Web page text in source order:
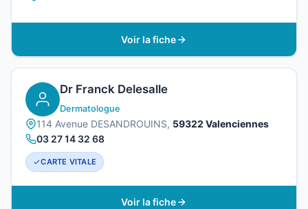
Voir la fiche
Dr Franck Delesalle
Dermatologue
114 Avenue DESANDROUINS, 59322 Valenciennes
03 27 14 32 68
CARTE VITALE
Voir la fiche